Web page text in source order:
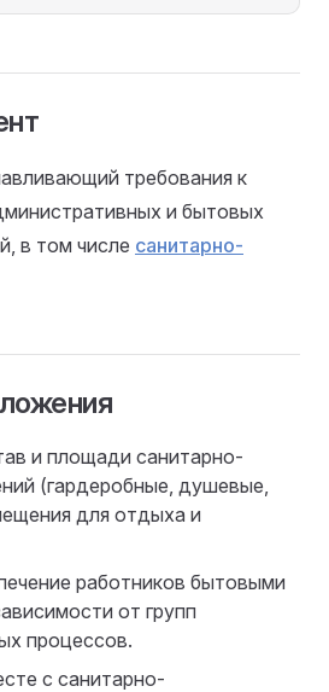
требования к
и бытовых
в том числе санитарно-
и площади санитарно-
(гардеробные, душевые,
для отдыха и
работников бытовыми
от групп
процессов.
с санитарно-